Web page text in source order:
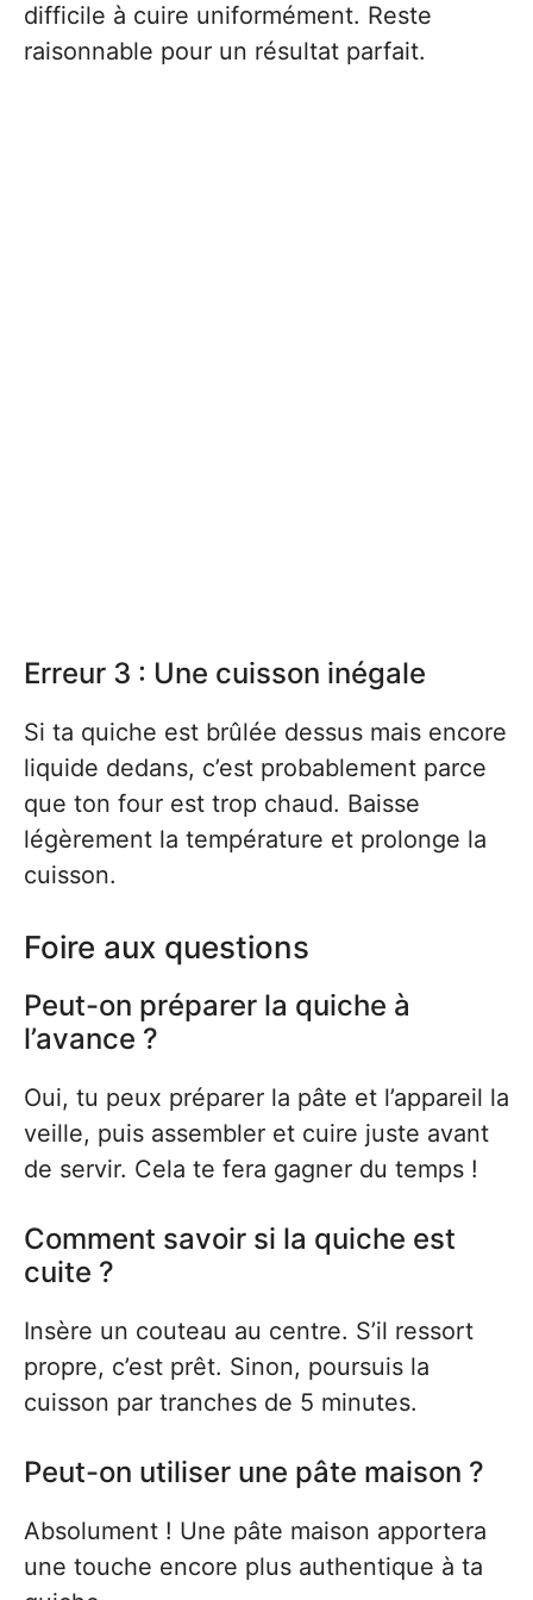
difficile à cuire uniformément. Reste
raisonnable pour un résultat parfait.
Erreur 3 : Une cuisson inégale
Si ta quiche est brûlée dessus mais encore
liquide dedans, c’est probablement parce
que ton four est trop chaud. Baisse
légèrement la température et prolonge la
cuisson.
Foire aux questions
Peut-on préparer la quiche à
l’avance ?
Oui, tu peux préparer la pâte et l’appareil la
veille, puis assembler et cuire juste avant
de servir. Cela te fera gagner du temps !
Comment savoir si la quiche est
cuite ?
Insère un couteau au centre. S’il ressort
propre, c’est prêt. Sinon, poursuis la
cuisson par tranches de 5 minutes.
Peut-on utiliser une pâte maison ?
Absolument ! Une pâte maison apportera
une touche encore plus authentique à ta